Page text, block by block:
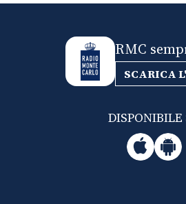
RMC
SCARICA
DISPONIBILE